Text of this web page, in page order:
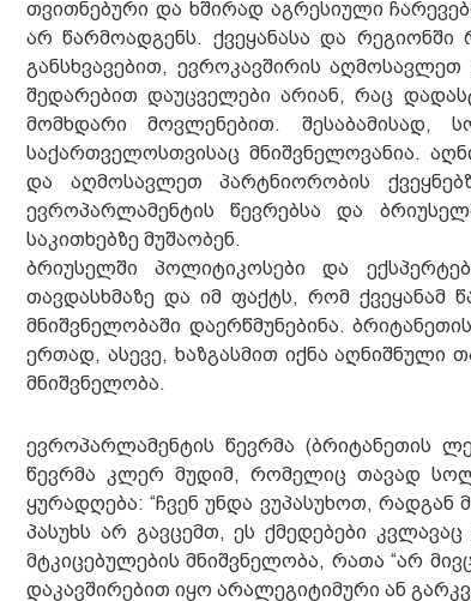
თვითნებური და ხშირად აგრესიული
არ წარმოადგენს. ქვეყანასა და რეგიონში
განსხვავებით, ევროკავშირის
შედარებით დაუცველები არიან, რაც
მომხდარი მოვლენებით. შესაბამისად,
საქართველოსთვისაც მნიშვნელოვანია.
და აღმოსავლეთ პარტნიორობის
ევროპარლამენტის წევრებსა და
საკითხებზე მუშაობენ.
ბრიუსელში პოლიტიკოსები და
თავდასხმაზე და იმ ფაქტს, რომ ქვეყანამ
მნიშვნელობაში დაერწმუნებინა.
ერთად, ასევე, ხაზგასმით იქნა აღნიშნული
მნიშვნელობა.
ევროპარლამენტის წევრმა (ბრიტანეთის
წევრმა კლერ მუდიმ, რომელიც თავად
ყურადღება: “ჩვენ უნდა ვუპასუხოთ, რადგან
პასუხს არ გავცემთ, ეს ქმედებები
მტკიცებულების მნიშვნელობა, რათა “არ
დაკავშირებით იყო არალეგიტიმური ან